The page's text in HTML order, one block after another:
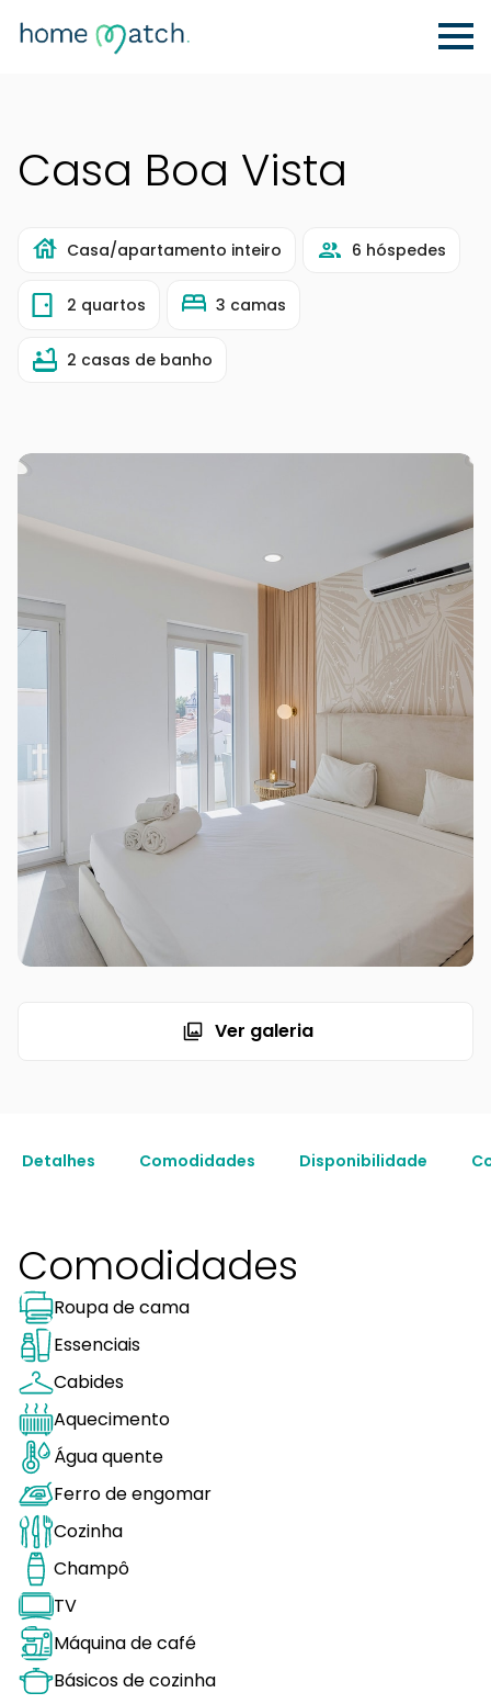
Casa Boa Vista
Casa/apartamento inteiro 6 hóspedes
2 quartos 3 camas
2 casas de banho
Ver galeria
Detalhes Comodidades Disponibilidade
Comodidades
Roupa de cama
Essenciais
Cabides
Aquecimento
Água quente
Ferro de engomar
Cozinha
Champô
TV
Máquina de café
Básicos de cozinha